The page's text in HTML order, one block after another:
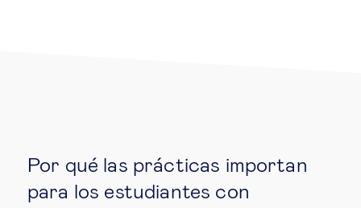
Tecnología & personas
Por qué las prácticas importan
para los estudiantes con